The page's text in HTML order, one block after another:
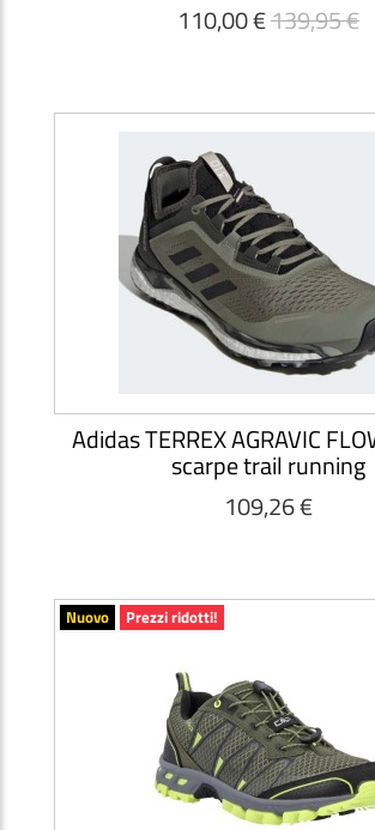
110,00 €139,95 €
Adidas TERREX AGRAVIC
scarpe trail running
109,26 €
Nuovo Prezzi ridotti!